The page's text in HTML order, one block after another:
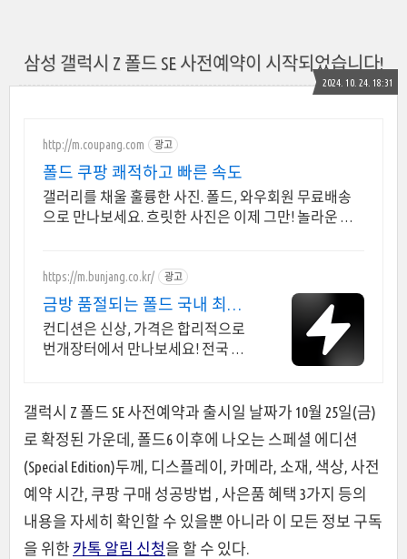
삼성 갤럭시 Z 폴드 SE 사전예약이 시작되었습니다!
2024. 10. 24. 18:31
http://m.coupang.com 광고
폴드 쿠팡 쾌적하고 빠른 속도
갤러리를 채울 훌륭한 사진. 폴드, 와우회원 무료배송
으로 만나보세요. 흐릿한 사진은 이제 그만! 놀라운 카
https://m.bunjang.co.kr/ 광고
금방 품절되는 폴드 국내 최대
브랜드 중고거래
컨디션은 신상, 가격은 합리적으로
번개장터에서 만나보세요! 전국 각
드
갤럭시 Z 폴드 SE 사전예약과 출시일 날짜가 10월 25일(금)
로 확정된 가운데, 폴드6 이후에 나오는 스페셜 에디션
(Special Edition)두께, 디스플레이, 카메라, 소재, 색상, 사전
예약 시간, 쿠팡 구매 성공방법 , 사은품 혜택 3가지 등의
내용을 자세히 확인할 수 있을뿐 아니라 이 모든 정보 구독
을 위한 카톡 알림 신청을 할 수 있다.